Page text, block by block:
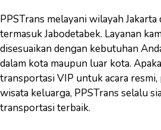
PPSTrans melayani wilayah Jakarta
termasuk Jabodetabek. Layanan
disesuaikan dengan kebutuhan
dalam kota maupun luar kota.
transportasi VIP untuk acara resmi,
wisata keluarga, PPSTrans selalu
transportasi terbaik.